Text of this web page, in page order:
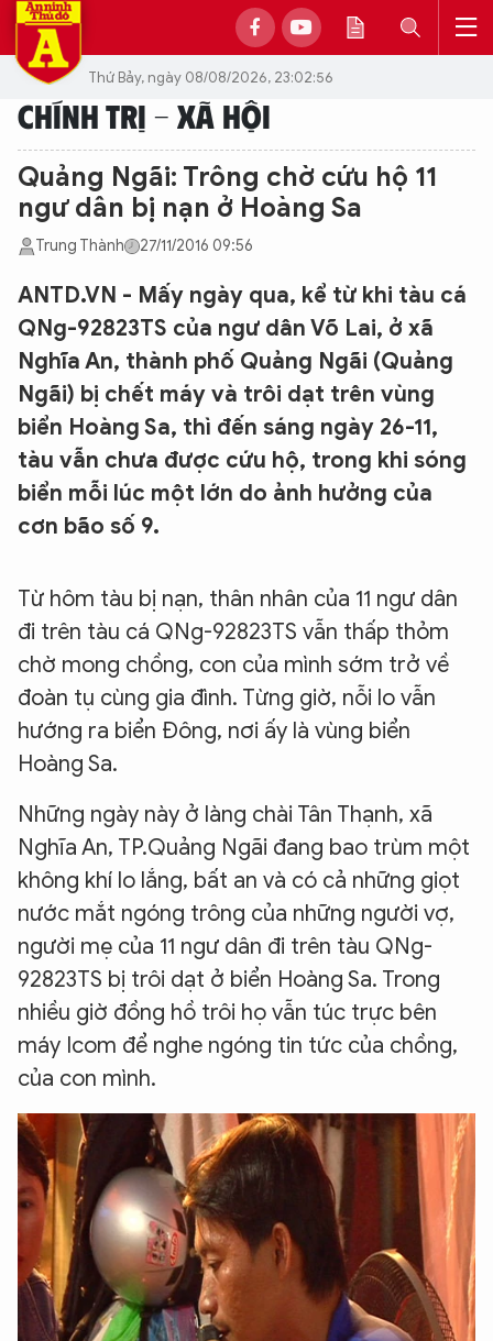
Thứ Bảy, ngày 08/08/2026, 23:02:56
CHÍNH TRỊ - XÃ HỘI
Quảng Ngãi: Trông chờ cứu hộ 11
ngư dân bị nạn ở Hoàng Sa
Trung Thành 27/11/2016 09:56
ANTD.VN - Mấy ngày qua, kể từ khi tàu cá
QNg-92823TS của ngư dân Võ Lai, ở xã
Nghĩa An, thành phố Quảng Ngãi (Quảng
Ngãi) bị chết máy và trôi dạt trên vùng
biển Hoàng Sa, thì đến sáng ngày 26-11,
tàu vẫn chưa được cứu hộ, trong khi sóng
biển mỗi lúc một lớn do ảnh hưởng của
cơn bão số 9.
Từ hôm tàu bị nạn, thân nhân của 11 ngư dân
đi trên tàu cá QNg-92823TS vẫn thấp thỏm
chờ mong chồng, con của mình sớm trở về
đoàn tụ cùng gia đình. Từng giờ, nỗi lo vẫn
hướng ra biển Đông, nơi ấy là vùng biển
Hoàng Sa.
Những ngày này ở làng chài Tân Thạnh, xã
Nghĩa An, TP.Quảng Ngãi đang bao trùm một
không khí lo lắng, bất an và có cả những giọt
nước mắt ngóng trông của những người vợ,
người mẹ của 11 ngư dân đi trên tàu QNg-
92823TS bị trôi dạt ở biển Hoàng Sa. Trong
nhiều giờ đồng hồ trôi họ vẫn túc trực bên
máy Icom để nghe ngóng tin tức của chồng,
của con mình.